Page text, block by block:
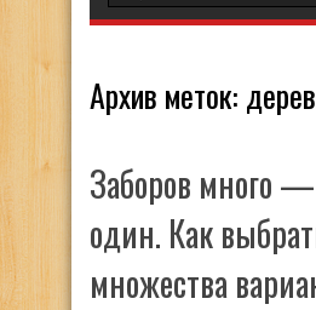
Архив меток:
Заборов много
один. Как
множества